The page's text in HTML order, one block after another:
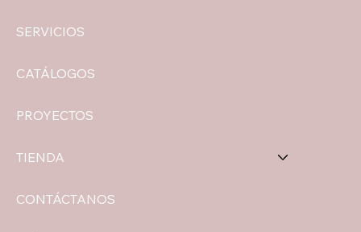
SERVICIOS
CATÁLOGOS
PROYECTOS
TIENDA
CONTÁCTANOS